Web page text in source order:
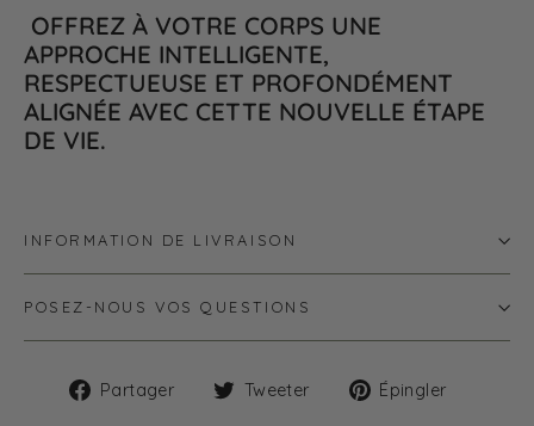
OFFREZ À VOTRE CORPS UNE
APPROCHE INTELLIGENTE,
RESPECTUEUSE ET PROFONDÉMENT
ALIGNÉE AVEC CETTE NOUVELLE ÉTAPE
DE VIE.
INFORMATION DE LIVRAISON
POSEZ-NOUS VOS QUESTIONS
Partager
PartagerTweeter
TweeterÉpingler